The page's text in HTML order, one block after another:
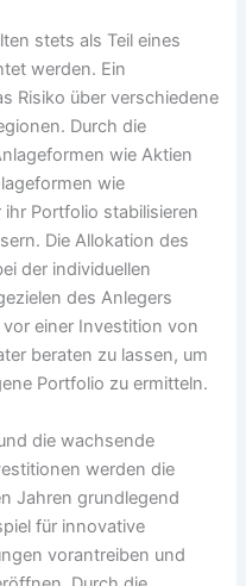
stets als Teil eines
werden. Ein
Risiko über verschiedene
Durch die
wie Aktien
wie
Portfolio stabilisieren
Die Allokation des
der individuellen
des Anlegers
einer Investition von
beraten zu lassen, um
Portfolio zu ermitteln.
die wachsende
werden die
Jahren grundlegend
für innovative
vorantreiben und